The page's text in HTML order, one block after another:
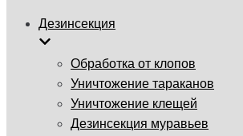
Дезинсекция
Обработка от клопов
Уничтожение тараканов
Уничтожение клещей
Дезинсекция муравьев